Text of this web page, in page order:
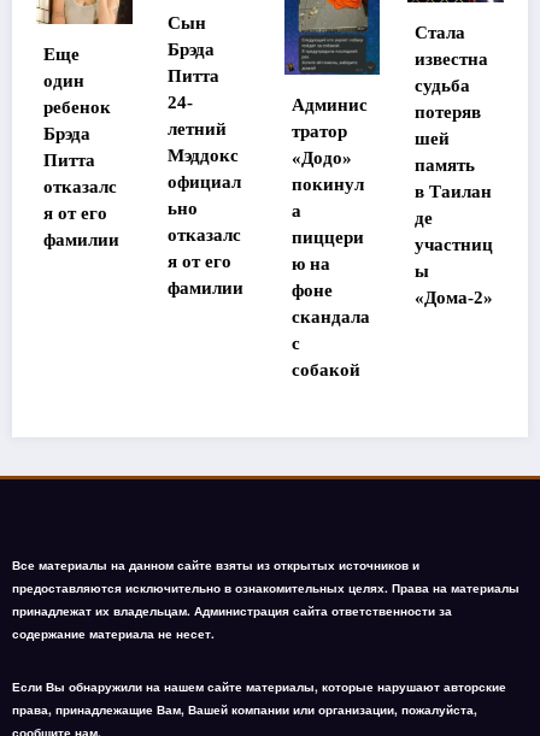
Сын
Брэда
Питта
24-
летний
Мэддокс
официал
ьно
отказалс
Админис
тратор
«Додо»
покинул
а
пиццери
ю на
фоне
Стала
известна
потеряв
шей
память
в Таилан
де
участниц
ы
«Дома-2»
Хилари
Дафф
прокомм
ентирова
ла
конфлик
т с Эшли
Тисдейл
Все материалы на данном сайте взяты из открытых источников и
предоставляются исключительно в ознакомительных целях. Права на материалы
принадлежат их владельцам. Администрация сайта ответственности за
содержание материала не несет.
Если Вы обнаружили на нашем сайте материалы, которые нарушают авторские
права, принадлежащие Вам, Вашей компании или организации, пожалуйста,
сообщите нам.